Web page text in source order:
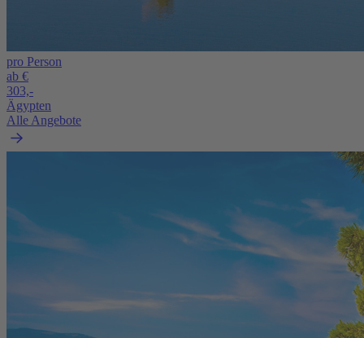
pro Person
ab €
303,-
Ägypten
Alle Angebote